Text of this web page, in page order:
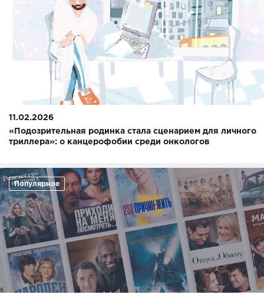
11.02.2026
«Подозрительная родинка стала сценарием для личного
триллера»: о канцерофобии среди онкологов
Популярное